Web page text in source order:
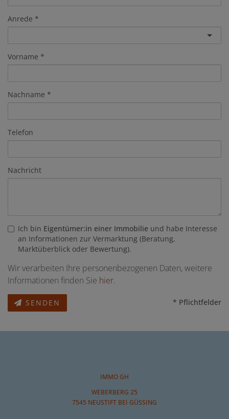
Anrede
Vorname
Nachname
Telefon
Nachricht
Ich bin Eigentümer:in einer Immobilie und habe Interesse
an Informationen zur Vermarktung (Beratung,
Marktüberblick oder Bewertung).
Wir verarbeiten Ihre personenbezogenen Daten, weitere
Informationen finden Sie hier.
SENDEN * Pflichtfelder
IMMO GH
WEBERBERG 25
7545 NEUSTIFT BEI GÜSSING